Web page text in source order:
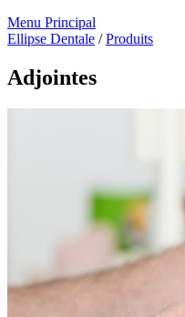
Menu Principal
Ellipse Dentale /Produits
Adjointes